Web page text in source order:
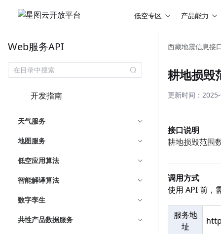
低空专区 产品能力
Web服务API
开发指南
天气服务
地图服务
低空应用算法
智能解译算法
数字孪生
共性产品数据服务
西藏地震信息接
耕地损毁
更新时间：
接口说明
耕地损毁范围
调用方式
使用 API 前，
服务地
址